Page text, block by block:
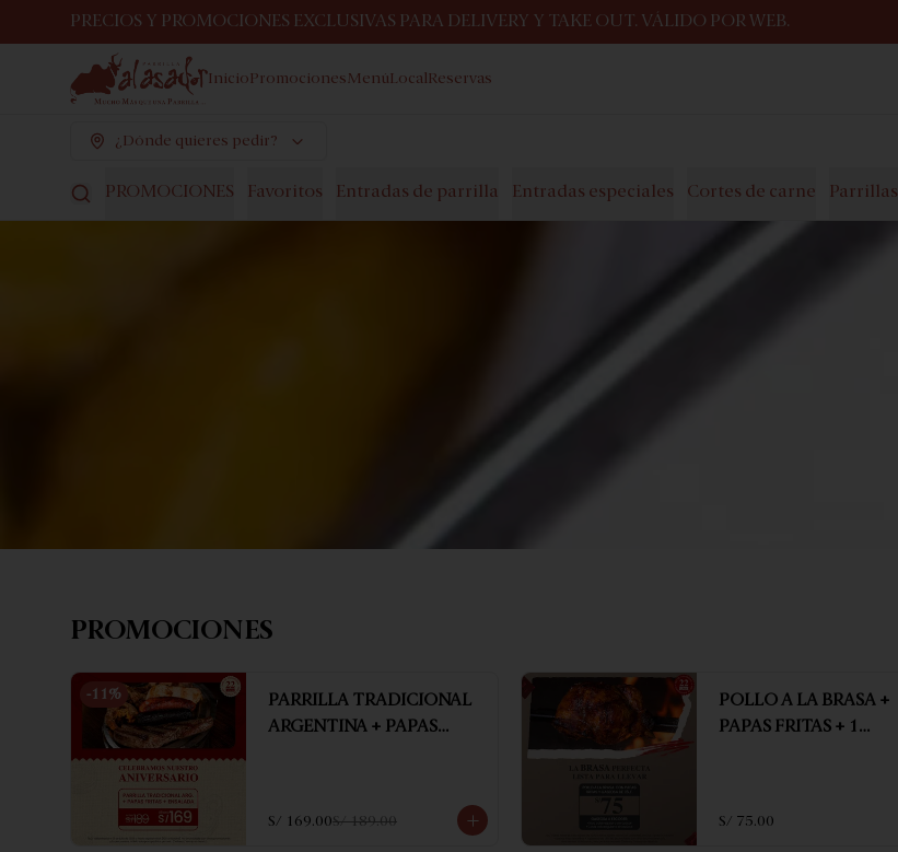
PRECIOS Y PROMOCIONES EXCLUSIVAS PARA DELIVERY Y TAKE OUT. VÁLIDO POR WEB.
Inicio PromocionesMenú Local Reservas
¿Dónde quieres pedir?
PROMOCIONES Favoritos Entradas de parrilla Entradas especiales Cortes de carne Parrillas
PROMOCIONES
-11 %
PARRILLA TRADICIONAL
ARGENTINA + PAPAS
S/ 169.00S/ 189.00
POLLO A LA BRASA +
PAPAS FRITAS + 1
S/ 75.00